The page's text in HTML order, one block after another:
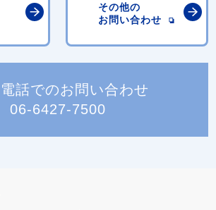
その他の
お問い合わせ
電話でのお問い合わせ
06-6427-7500